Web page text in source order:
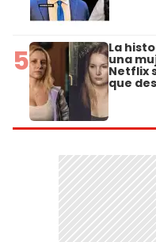
5 La
una
Netflix
que